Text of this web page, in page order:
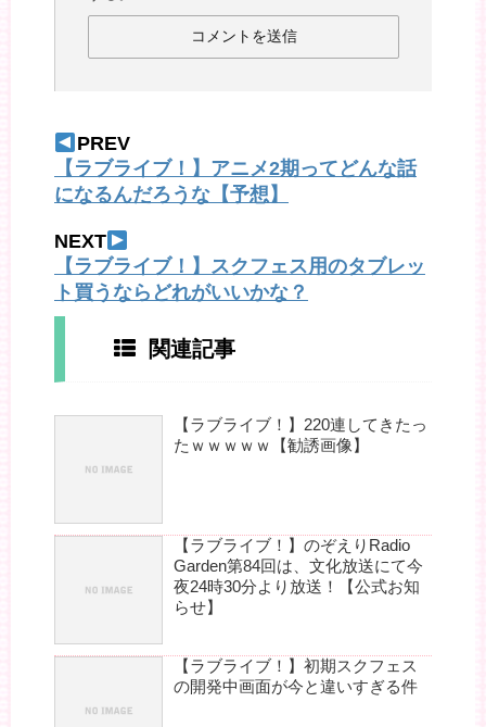
PREV
【ラブライブ！】アニメ2期ってどんな話
になるんだろうな【予想】
NEXT
【ラブライブ！】スクフェス用のタブレッ
ト買うならどれがいいかな？
関連記事
【ラブライブ！】220連してきたっ
たｗｗｗｗｗ【勧誘画像】
【ラブライブ！】のぞえりRadio
Garden第84回は、文化放送にて今
夜24時30分より放送！【公式お知
らせ】
【ラブライブ！】初期スクフェス
の開発中画面が今と違いすぎる件